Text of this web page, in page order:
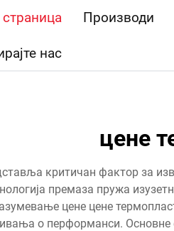
Производи
нас
цене
критичан фактор за
премаза пружа
цене цене
о перформанси. Основне